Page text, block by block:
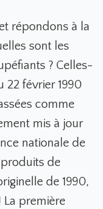
répondons à la
sont les
? Celles-
22 février 1990
comme
mis à jour
nationale de
de
de 1990,
La première